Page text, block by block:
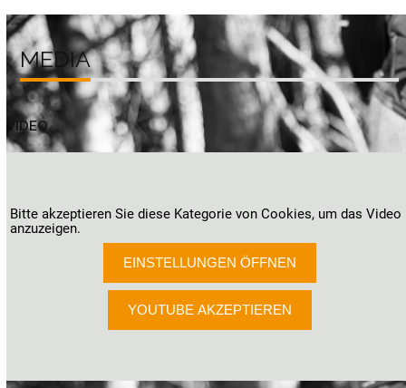
MEDIA
VIDEO
Bitte akzeptieren Sie diese Kategorie von Cookies, um das Video
anzuzeigen.
EINSTELLUNGEN ÖFFNEN
YOUTUBE AKZEPTIEREN